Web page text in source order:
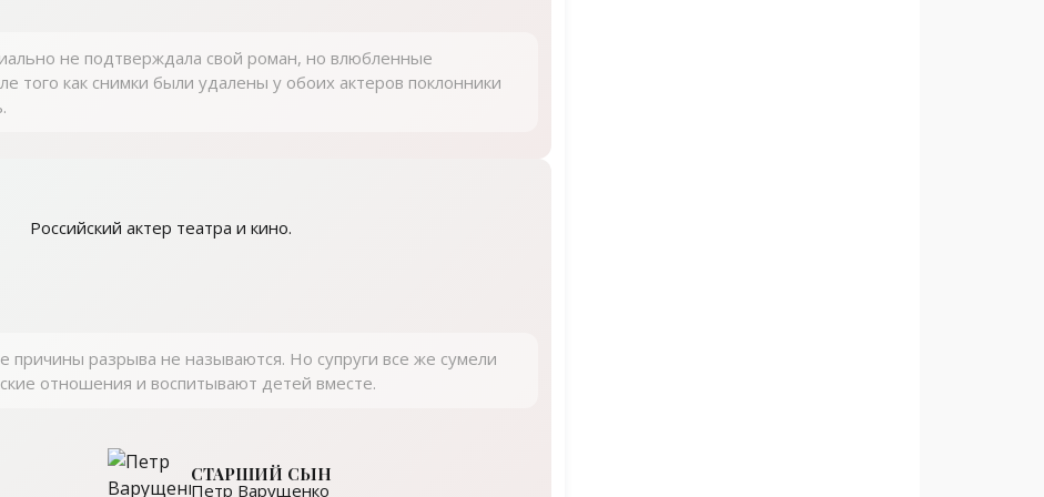
не подтверждала свой роман, но влюбленные
того как снимки были удалены у обоих актеров поклонники
Российский актер театра и кино.
причины разрыва не называются. Но супруги все же сумели
отношения и воспитывают детей вместе.
СТАРШИЙ СЫН
Петр Варущенко